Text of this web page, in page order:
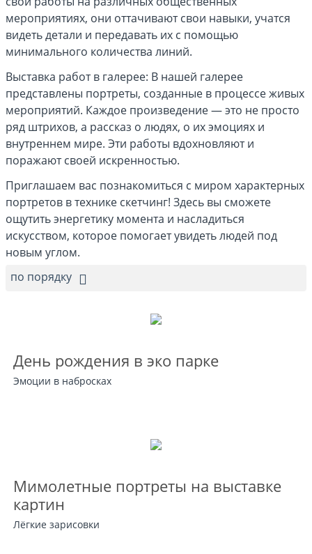
мероприятиях, они оттачивают свои навыки, учатся
видеть детали и передавать их с помощью
минимального количества линий.
Выставка работ в галерее: В нашей галерее
представлены портреты, созданные в процессе живых
мероприятий. Каждое произведение — это не просто
ряд штрихов, а рассказ о людях, о их эмоциях и
внутреннем мире. Эти работы вдохновляют и
поражают своей искренностью.
Приглашаем вас познакомиться с миром характерных
портретов в технике скетчинг! Здесь вы сможете
ощутить энергетику момента и насладиться
искусством, которое помогает увидеть людей под
новым углом.
по порядку
День рождения в эко парке
Эмоции в набросках
Мимолетные портреты на выставке
картин
Лёгкие зарисовки